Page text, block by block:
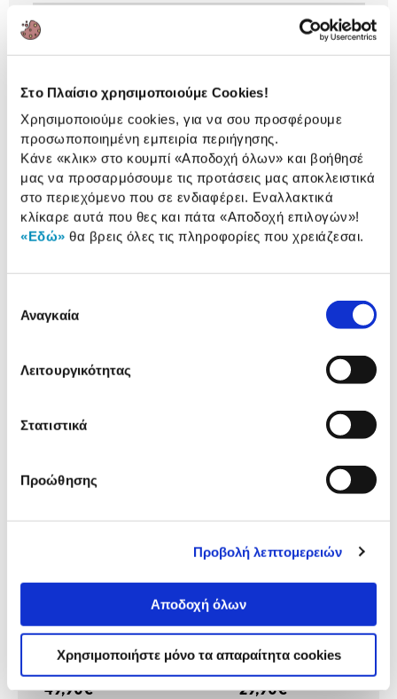
Στο Πλαίσιο χρησιμοποιούμε Cookies!
Χρησιμοποιούμε cookies, για να σου προσφέρουμε
προσωποποιημένη εμπειρία περιήγησης.
Κάνε «κλικ» στο κουμπί «Αποδοχή όλων» και βοήθησέ
μας να προσαρμόσουμε τις προτάσεις μας αποκλειστικά
στο περιεχόμενο που σε ενδιαφέρει. Εναλλακτικά
κλίκαρε αυτά που θες και πάτα «Αποδοχή επιλογών»!
«Εδώ» θα βρεις όλες τις πληροφορίες που χρειάζεσαι.
συγκατάθεσης
Αναγκαία
Λειτουργικότητας
Στατιστικά
Προώθησης
Προβολή λεπτομερειών
Αποδοχή όλων
Χρησιμοποιήστε μόνο τα απαραίτητα cookies
1 / 120s
Format φιλμ:
Οπτικό πεδίο: 70 deg.
Αναλυτική
παρουσίαση
Αναλυτική παρουσίαση
Αξιολογήσεις
Yellow
49,90€
Zoemini S2 Dark Teal
29,90€